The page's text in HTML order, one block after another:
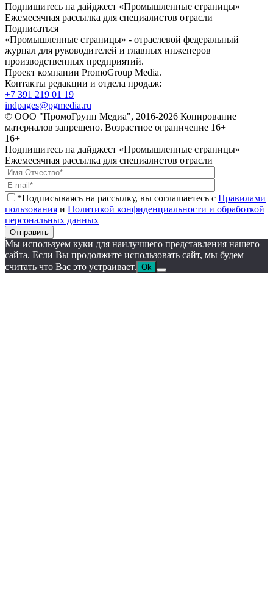
Подпишитесь на дайджест «Промышленные страницы»
Ежемесячная рассылка для специалистов отрасли
Подписаться
«Промышленные страницы» - отраслевой федеральный
журнал для руководителей и главных инженеров
производственных предприятий.
Проект компании PromoGroup Media.
Контакты редакции и отдела продаж:
+7 391 219 01 19
indpages@pgmedia.ru
© ООО "ПромоГрупп Медиа", 2016-2026 Копирование
материалов запрещено. Возрастное ограничение 16+
16+
Подпишитесь на дайджест «Промышленные страницы»
Ежемесячная рассылка для специалистов отрасли
*Подписываясь на рассылку, вы соглашаетесь с Правилами
пользования и Политикой конфиденциальности и обработкой
персональных данных
Отправить
Мы используем куки для наилучшего представления нашего
сайта. Если Вы продолжите использовать сайт, мы будем
считать что Вас это устраивает. Ok